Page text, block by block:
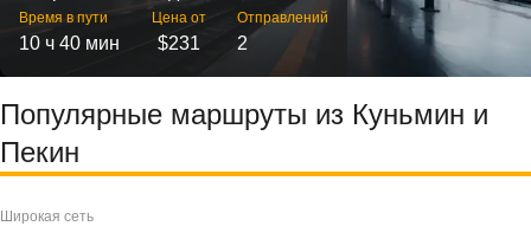
Время в пути
10 ч 40 мин
Цена от
$231
Отправлений
2
Популярные маршруты из Куньмин и
Пекин
Широкая сеть